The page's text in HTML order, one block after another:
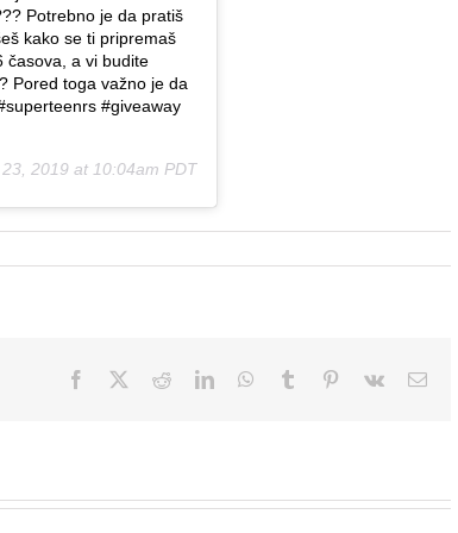
Potrebno je da pratiš
kako se ti pripremaš
časova, a vi budite
Pored toga važno je da
#giveaway
2019 at 10:04am PDT
Facebook RedditLinkedInWhatsApp
Tumblr Pinterest
Vk